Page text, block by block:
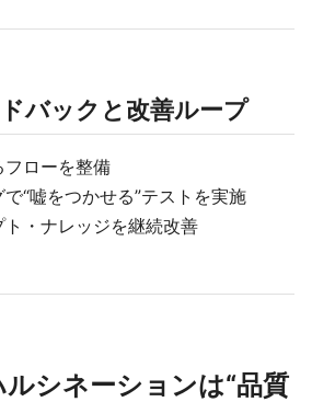
バックと改善ループ
ローを整備
“嘘をつかせる”テストを実施
・ナレッジを継続改善
ルシネーションは“品質